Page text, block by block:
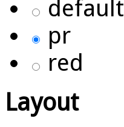
default
pr
red
Layout